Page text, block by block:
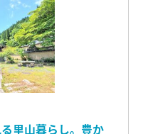
里山暮らし。豊か